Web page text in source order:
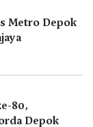
Metro Depok
80,
Depok